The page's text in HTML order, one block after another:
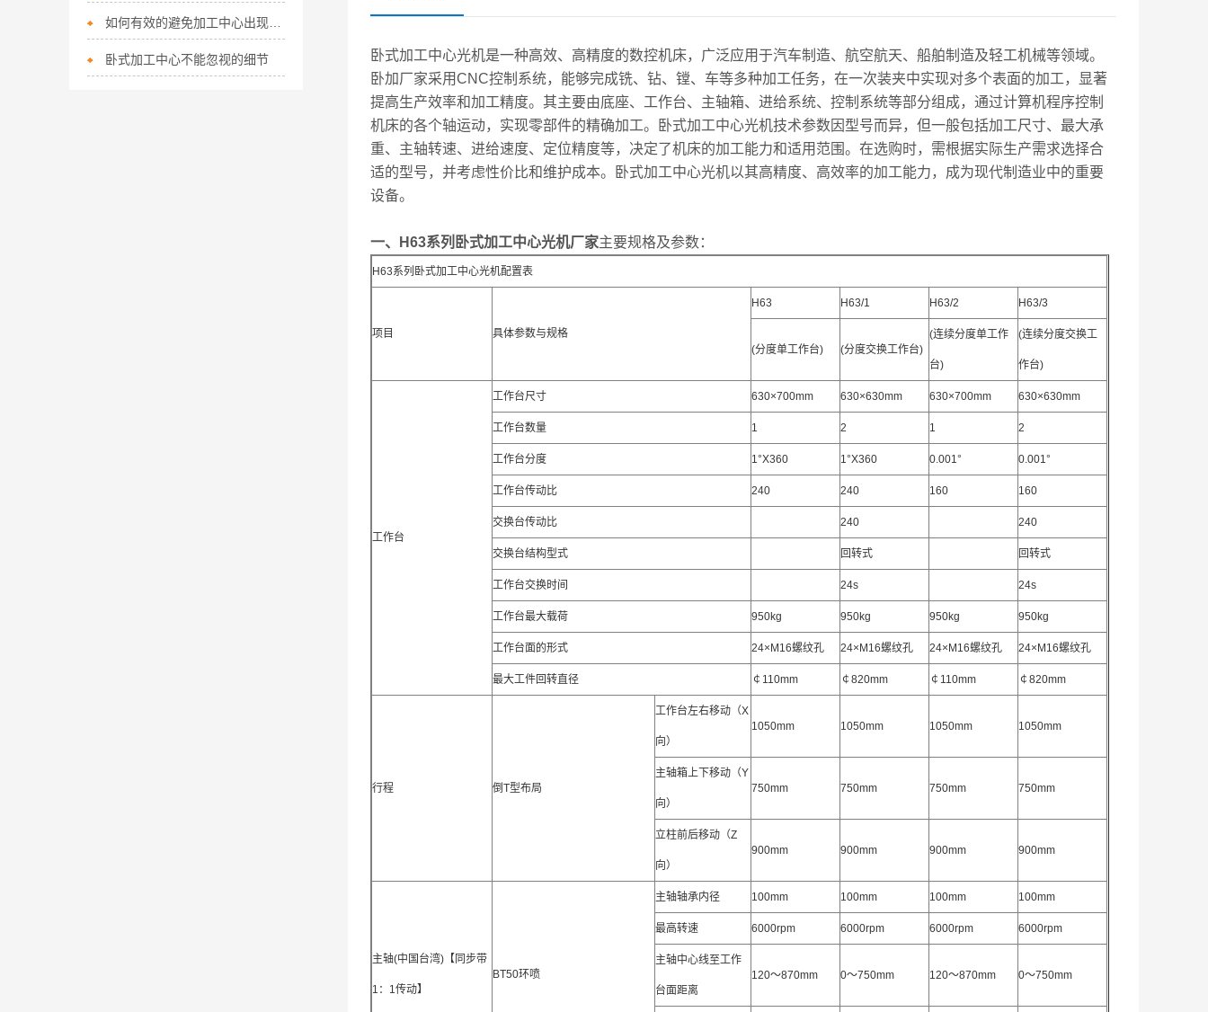
卧式加工中心光机是一种高效、高精度的数控机床，广泛应用于汽车制造、航空航天、船舶制造及轻工机械等领域。
卧加厂家采用CNC控制系统，能够完成铣、钻、镗、车等多种加工任务，在一次装夹中实现对多个表面的加工，显著
提高生产效率和加工精度。其主要由底座、工作台、主轴箱、进给系统、控制系统等部分组成，通过计算机程序控制
机床的各个轴运动，实现零部件的精确加工。卧式加工中心光机技术参数因型号而异，但一般包括加工尺寸、最大承
重、主轴转速、进给速度、定位精度等，决定了机床的加工能力和适用范围。在选购时，需根据实际生产需求选择合
适的型号，并考虑性价比和维护成本。卧式加工中心光机以其高精度、高效率的加工能力，成为现代制造业中的重要
设备。
一、H63系列卧式加工中心光机厂家主要规格及参数：
H63系列卧式加工中心光机配置表
项目 具体参数与规格
H63 H63/1 H63/2 H63/3
(分度单工作台) (分度交换工作台)
(连续分度单工作
台)
(连续分度交换工
作台)
工作台
工作台尺寸 630×700mm 630×630mm 630×700mm 630×630mm
工作台数量 1 2 1 2
工作台分度 1°X360 1°X360 0.001° 0.001°
工作台传动比 240 240 160 160
交换台传动比 240 240
交换台结构型式 回转式 回转式
工作台交换时间 24s 24s
工作台最大载荷 950kg 950kg 950kg 950kg
工作台面的形式 24×M16螺纹孔 24×M16螺纹孔 24×M16螺纹孔 24×M16螺纹孔
最大工件回转直径 ￠110mm ￠820mm ￠110mm ￠820mm
行程 倒T型布局
工作台左右移动（X
向）
1050mm 1050mm 1050mm 1050mm
主轴箱上下移动（Y
向）
750mm 750mm 750mm 750mm
立柱前后移动（Z
向）
900mm 900mm 900mm 900mm
主轴(中国台湾)【同步带
1：1传动】
BT50环喷
主轴轴承内径 100mm 100mm 100mm 100mm
最高转速 6000rpm 6000rpm 6000rpm 6000rpm
主轴中心线至工作
台面距离
120～870mm 0～750mm 120～870mm 0～750mm
卧式加工中心不能忽视的细节